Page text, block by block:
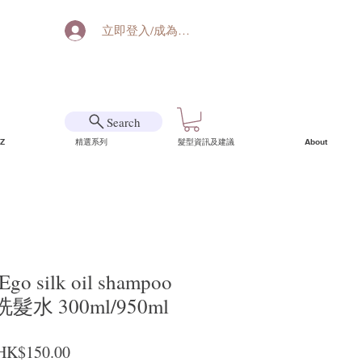
立即登入/成為會員
Search
精選系列 髮型資訊及建議 About
silk oil shampoo
髮水 300ml/950ml
般價格 促銷價格